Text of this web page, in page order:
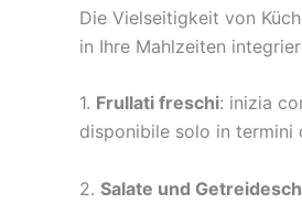
Die Vielseitigkeit von
in Ihre Mahlzeiten
1. Frullati freschi: inizia
disponibile solo in termini
2. Salate und